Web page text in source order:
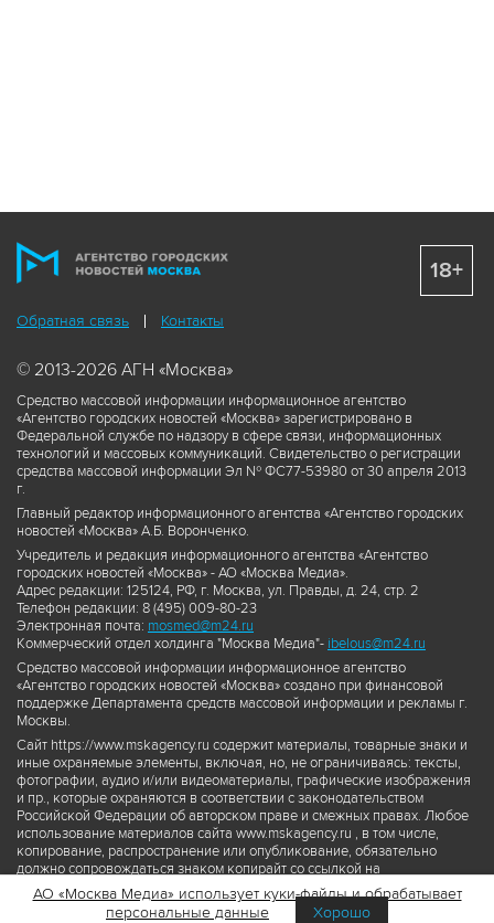
Обратная связь Контакты
© 2013-2026 АГН «Москва»
Средство массовой информации информационное агентство
«Агентство городских новостей «Москва» зарегистрировано в
Федеральной службе по надзору в сфере связи, информационных
технологий и массовых коммуникаций. Свидетельство о регистрации
средства массовой информации Эл № ФС77-53980 от 30 апреля 2013
г.
Главный редактор информационного агентства «Агентство городских
новостей «Москва» А.Б. Воронченко.
Учредитель и редакция информационного агентства «Агентство
городских новостей «Москва» - АО «Москва Медиа».
Адрес редакции: 125124, РФ, г. Москва, ул. Правды, д. 24, стр. 2
Телефон редакции: 8 (495) 009-80-23
Электронная почта: mosmed@m24.ru
Коммерческий отдел холдинга "Москва Медиа"- ibelous@m24.ru
Средство массовой информации информационное агентство
«Агентство городских новостей «Москва» создано при финансовой
поддержке Департамента средств массовой информации и рекламы г.
Москвы.
Сайт https://www.mskagency.ru содержит материалы, товарные знаки и
иные охраняемые элементы, включая, но, не ограничиваясь: тексты,
фотографии, аудио и/или видеоматериалы, графические изображения
и пр., которые охраняются в соответствии с законодательством
Российской Федерации об авторском праве и смежных правах. Любое
использование материалов сайта www.mskagency.ru , в том числе,
копирование, распространение или опубликование, обязательно
должно сопровождаться знаком копирайт со ссылкой на
правообладателя © АО «Москва Медиа», а также гиперссылкой на сайт
www.mskagency.ru как на первоисточник информации. Переработка
18+
АО «Москва Медиа» использует куки-файлы и обрабатывает
персональные данные
Хорошо